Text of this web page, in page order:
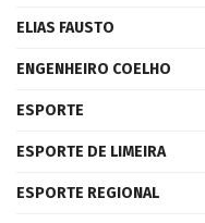
ELIAS FAUSTO
ENGENHEIRO COELHO
ESPORTE
ESPORTE DE LIMEIRA
ESPORTE REGIONAL